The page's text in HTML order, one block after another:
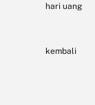
hari uang
kembali